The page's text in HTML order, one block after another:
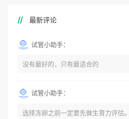
最新评论
试管小助手：
没有最好的，只有最适合的
试管小助手：
选择冻卵之前一定要先做生育力评估。